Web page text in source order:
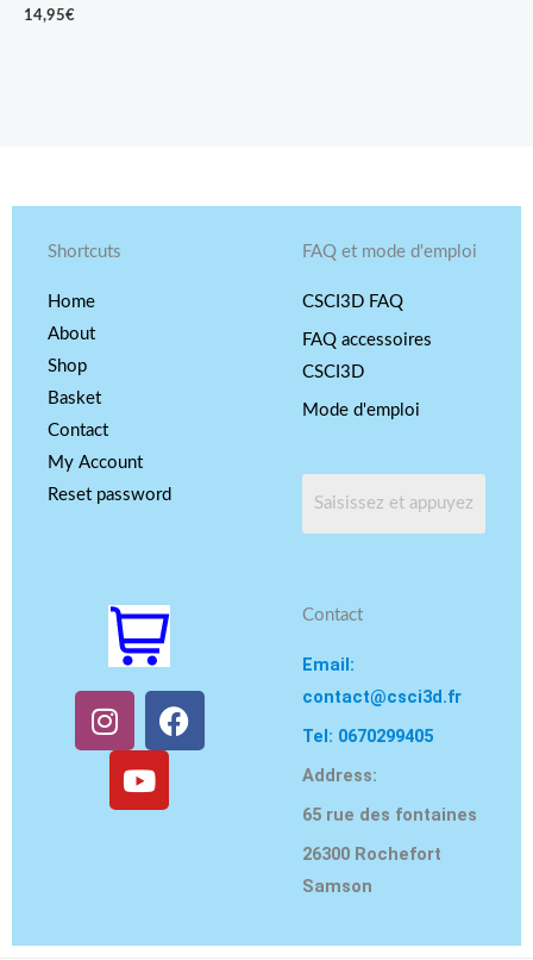
14,95€
Shortcuts
Home
About
Shop
Basket
Contact
My Account
Reset password
FAQ et mode d'emploi
CSCI3D FAQ
FAQ accessoires
CSCI3D
Mode d'emploi
I
n
s
m
F
a
Y
u
T
Contact
Email:
contact@csci3d.fr
Tel: 0670299405
Address:
65 rue des fontaines
26300 Rochefort
Samson